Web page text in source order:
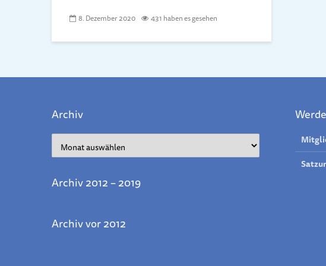
8. Dezember 2020 431 haben es gesehen
Archiv
Archiv 2012 – 2019
Archiv vor 2012